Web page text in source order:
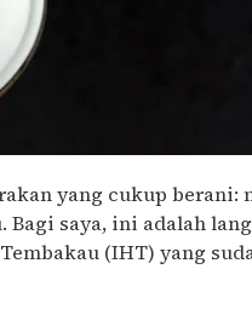
yang cukup
Bagi saya, ini adalah
(IHT) yang